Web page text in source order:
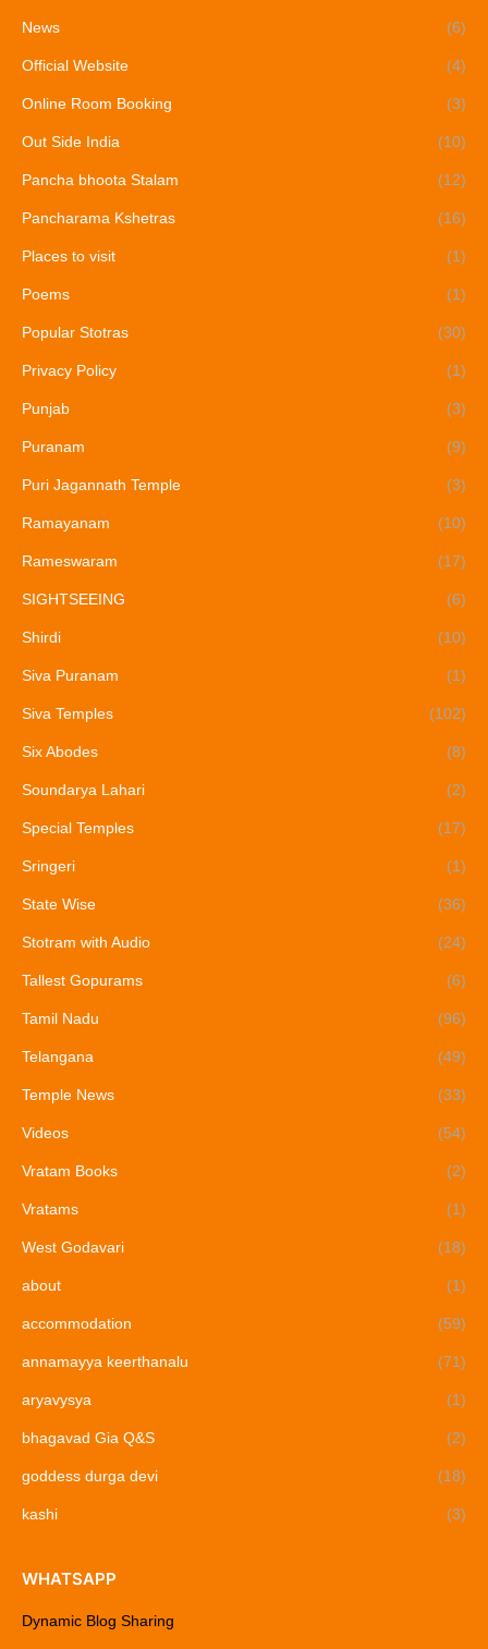
News (6)
Official Website (4)
Online Room Booking (3)
Out Side India (10)
Pancha bhoota Stalam (12)
Pancharama Kshetras (16)
Places to visit (1)
Poems (1)
Popular Stotras (30)
Privacy Policy (1)
Punjab (3)
Puranam (9)
Puri Jagannath Temple (3)
Ramayanam (10)
Rameswaram (17)
SIGHTSEEING (6)
Shirdi (10)
Siva Puranam (1)
Siva Temples (102)
Six Abodes (8)
Soundarya Lahari (2)
Special Temples (17)
Sringeri (1)
State Wise (36)
Stotram with Audio (24)
Tallest Gopurams (6)
Tamil Nadu (96)
Telangana (49)
Temple News (33)
Videos (54)
Vratam Books (2)
Vratams (1)
West Godavari (18)
about (1)
accommodation (59)
annamayya keerthanalu (71)
aryavysya (1)
bhagavad Gia Q&S (2)
goddess durga devi (18)
kashi (3)
WHATSAPP
Dynamic Blog Sharing